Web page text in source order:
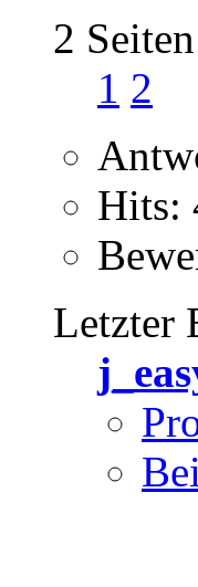
2 Seiten
1 2
Hits:
Letzter